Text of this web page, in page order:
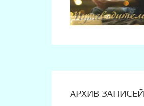
АРХИВ ЗАПИСЕЙ